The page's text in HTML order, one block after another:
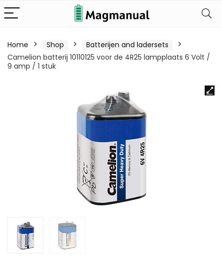
Home Shop
Batterijen and ladersets
Camelion batterij 10110125 voor de 4R25 lampplaats 6 Volt /
9 amp / 1 stuk